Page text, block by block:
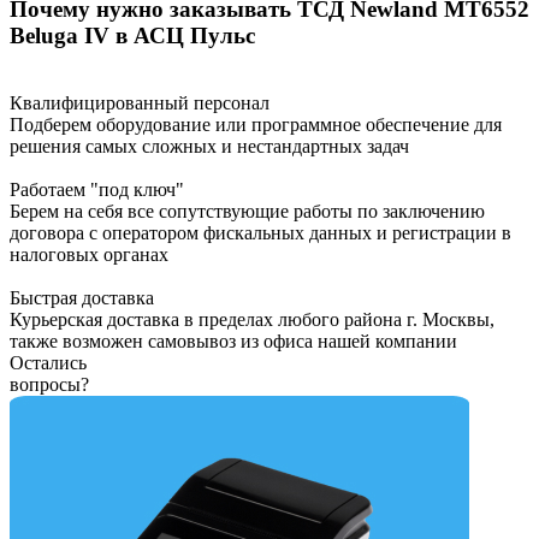
Почему нужно заказывать ТСД Newland MT6552
Beluga IV в АСЦ Пульс
Квалифицированный персонал
Подберем оборудование или программное обеспечение для
решения самых сложных и нестандартных задач
Работаем "под ключ"
Берем на себя все сопутствующие работы по заключению
договора с оператором фискальных данных и регистрации в
налоговых органах
Быстрая доставка
Курьерская доставка в пределах любого района г. Москвы,
также возможен самовывоз из офиса нашей компании
Остались
вопросы?